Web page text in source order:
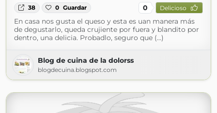
38 0 Guardar 0 Delicioso
En casa nos gusta el queso y esta es uan manera más
de degustarlo, queda crujiente por fuera y blandito por
dentro, una delicia. Probadlo, seguro que (...)
Blog de cuina de la dolorss
blogdecuina.blogspot.com